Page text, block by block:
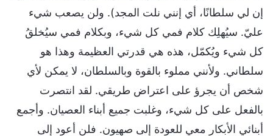
إن لي سلطانًا، أي إنني نلت المجد). ولن يصعب شيء
عليّ. سيُهلِك كلام فمي كل شيء، وبكلام فمي سيُخلقُ
كل شيء ويُكمّل، هذه هي قدرتي العظيمة وهذا هو
سلطاني. ولأنني مملوء بالقوة وبالسلطان، لا يمكن لأي
شخص أن يجرؤ على اعتراض طريقي. لقد انتصرت
بالفعل على كل شيء، وغلبت جميع أبناء العصيان. وأجمع
أبنائي الأبكار معي للعودة إلى صهيون. فلن أعود إلى